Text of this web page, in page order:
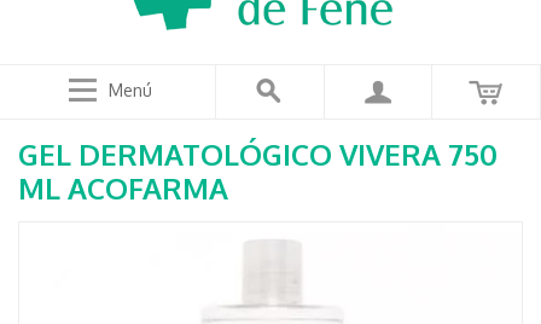
Menú
GEL DERMATOLÓGICO VIVERA 750
ML ACOFARMA